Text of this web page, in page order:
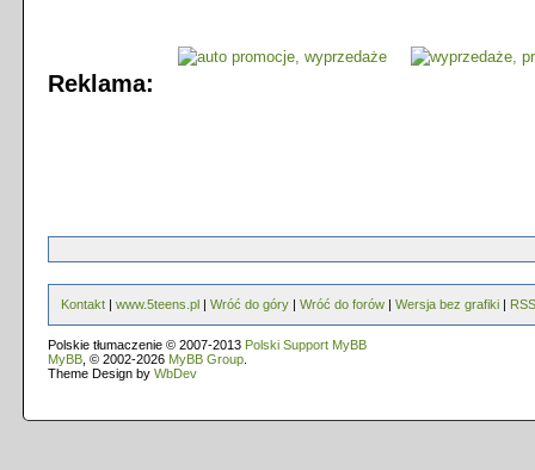
Reklama:
Kontakt | www.5teens.pl | Wróć do góry | Wróć do forów | Wersja bez grafiki | RSS
Polskie tłumaczenie © 2007-2013 Polski Support MyBB
MyBB , © 2002-2026 MyBB Group
Theme Design by WbDev